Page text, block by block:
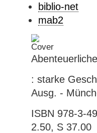
biblio-net
mab2
: starke
Ausg. -
ISBN 978-3-
2.50, S 37.00